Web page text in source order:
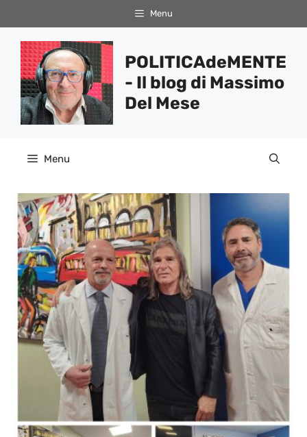
al
contenuto
Menu
POLITICAdeMENTE
- Il blog di Massimo
Del Mese
Menu